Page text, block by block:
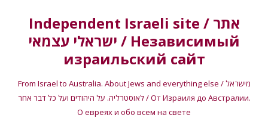
Independent Israeli site / אתר
ישראלי עצמאי / Независимый
израильский сайт
From Israel to Australia. About Jews and everything else / מישראל
לאוסטרליה. על היהודים ועל כל דבר אחר / От Израиля до Австралии.
О евреях и обо всем на свете